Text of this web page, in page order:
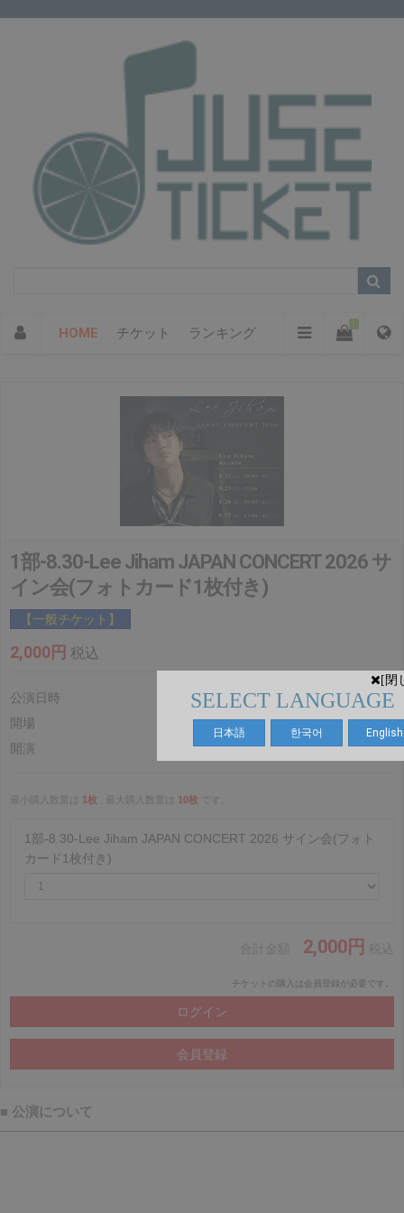
[閉
SELECT LANGUAGE
日本語 한국어 English
HOME チケット ランキング
1部-8.30-Lee Jiham JAPAN CONCERT 2026 サ
イン会(フォトカード1枚付き)
【一般チケット】
2,000円 税込
公演日時
2026.8.30(日)
開場
開演
最小購入数量は 1枚 , 最大購入数量は 10枚
1部-8.30-Lee Jiham JAPAN CONCERT 2026 サイン会(フォト
カード1枚付き)
2,000円
チケットの購入は会員登録が必要です。
■ 公演について